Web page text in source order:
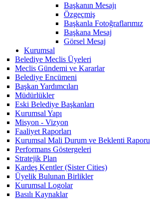
Başkanın Mesajı
Özgeçmiş
Başkanla Fotoğraflarımız
Başkana Mesaj
Görsel Mesaj
Kurumsal
Belediye Meclis Üyeleri
Meclis Gündemi ve Kararlar
Belediye Encümeni
Başkan Yardımcıları
Müdürlükler
Eski Belediye Başkanları
Kurumsal Yapı
Misyon - Vizyon
Faaliyet Raporları
Kurumsal Mali Durum ve Beklenti Raporu
Performans Göstergeleri
Stratejik Plan
Kardeş Kentler (Sister Cities)
Üyelik Bulunan Birlikler
Kurumsal Logolar
Basılı Kaynaklar